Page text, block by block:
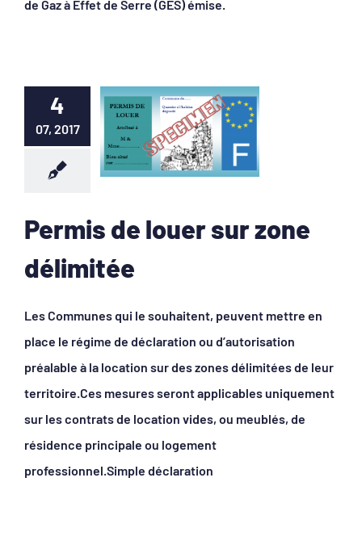
de Gaz à Effet de Serre (GES) émise.
4
07, 2017
Permis de louer sur zone
délimitée
Les Communes qui le souhaitent, peuvent mettre en
place le régime de déclaration ou d’autorisation
préalable à la location sur des zones délimitées de leur
territoire.Ces mesures seront applicables uniquement
sur les contrats de location vides, ou meublés, de
résidence principale ou logement
professionnel.Simple déclaration